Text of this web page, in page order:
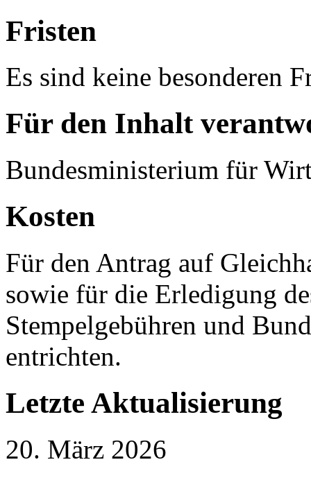
Fristen
Es sind keine besonderen
Für den Inhalt
Bundesministerium für
Kosten
Für den Antrag auf
sowie für die Erledigung
Stempelgebühren und
entrichten.
Letzte Aktualisierung
20. März 2026